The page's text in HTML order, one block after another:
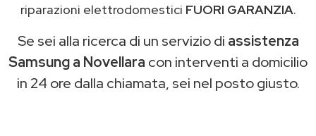
riparazioni elettrodomestici FUORI GARANZIA.
Se sei alla ricerca di un servizio di assistenza
Samsung a Novellara con interventi a domicilio
in 24 ore dalla chiamata, sei nel posto giusto.